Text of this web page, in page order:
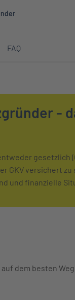
FAQ
-
gesetzlich
GKV versichert
und finanzielle
dem besten